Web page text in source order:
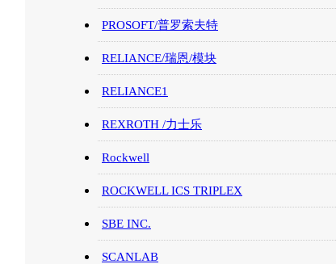
PROSOFT/普罗索夫特
RELIANCE/瑞恩/模块
RELIANCE1
REXROTH /力士乐
Rockwell
ROCKWELL ICS TRIPLEX
SBE INC.
SCANLAB